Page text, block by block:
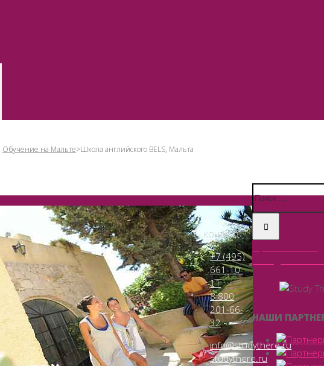
Обучение на Мальте>Школа английского BELS, Мальта
НАШИ
КОНТАКТЫ
+7 (495)
661-10-
11
8 800
201-66-
32
info@studythere.ru
studythere.ru